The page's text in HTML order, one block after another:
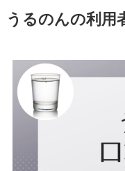
うるのんの利用